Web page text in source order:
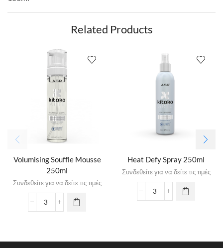
Related Products
Volumising Souffle Mousse
250ml
Συνδεθείτε για να δείτε τις τιμές
Heat Defy Spray 250ml
Συνδεθείτε για να δείτε τις τιμές